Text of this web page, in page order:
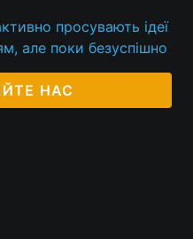
просувають ідеї
але поки безуспішно
НАС